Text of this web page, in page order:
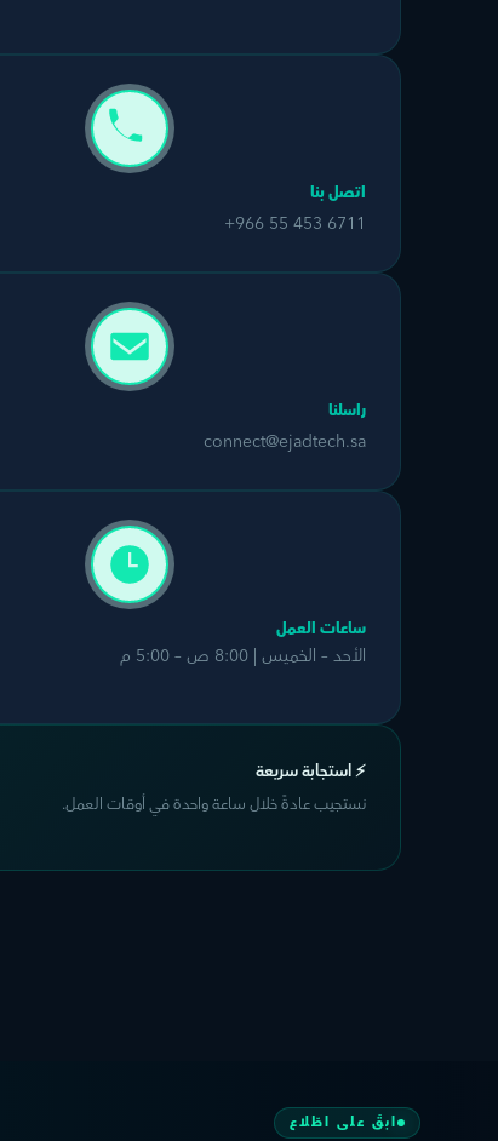
اتصل بنا
+966 55 453 6711
راسلنا
connect@ejadtech.sa
ساعات العمل
الأحد – الخميس | 8:00 ص – 5:00 م
⚡ استجابة سريعة
نستجيب عادةً خلال ساعة واحدة في أوقات العمل.
ابقَ على اطّلاع